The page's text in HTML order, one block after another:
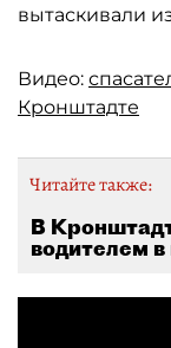
вытаскивали
Видео:
Кронштадте
Читайте также:
В
водителем